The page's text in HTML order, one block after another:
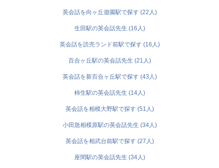
英会話を向ヶ丘遊園駅で探す (22人)
生田駅の英会話先生 (16人)
英会話を読売ランド前駅で探す (16人)
百合ヶ丘駅の英会話先生 (21人)
英会話を新百合ヶ丘駅で探す (43人)
柿生駅の英会話先生 (14人)
英会話を相模大野駅で探す (51人)
小田急相模原駅の英会話先生 (34人)
英会話を相武台前駅で探す (27人)
座間駅の英会話先生 (34人)